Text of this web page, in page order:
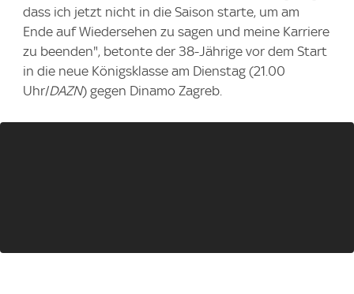
dass ich jetzt nicht in die Saison starte, um am
Ende auf Wiedersehen zu sagen und meine Karriere
zu beenden", betonte der 38-Jährige vor dem Start
in die neue Königsklasse am Dienstag (21.00
Uhr/DAZN) gegen Dinamo Zagreb.